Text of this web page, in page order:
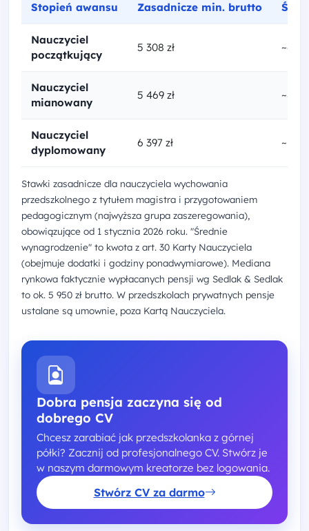
Stopień awansu Zasadnicze min. brutto
Nauczyciel
początkujący
5 308 zł ~6
Nauczyciel
mianowany
5 469 zł ~8
Nauczyciel
dyplomowany
6 397 zł ~10
Stawki zasadnicze dla nauczyciela wychowania
przedszkolnego z tytułem magistra i przygotowaniem
pedagogicznym (najwyższa grupa zaszeregowania),
obowiązujące od 1 stycznia 2026 roku. "Średnie
wynagrodzenie" to kwota z art. 30 Karty Nauczyciela
(obejmuje dodatki i godziny ponadwymiarowe). Mediana
rynkowa faktycznie wypłacanych pensji wg Sedlak & Sedlak
to ok. 5 950 zł brutto. W przedszkolach prywatnych pensje
ustalane są umownie, poza Kartą Nauczyciela.
Dobra pensja zaczyna się od
dobrego CV
Chcesz zarabiać jak przedszkolanka z górnej
półki? Zacznij od profesjonalnego CV. Stwórz je
w naszym darmowym kreatorze bez logowania.
Stwórz CV za darmo